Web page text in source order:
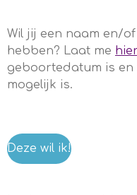
Wil jij een naam en/
hebben? Laat me
geboortedatum is en
mogelijk is.
Deze wil ik!